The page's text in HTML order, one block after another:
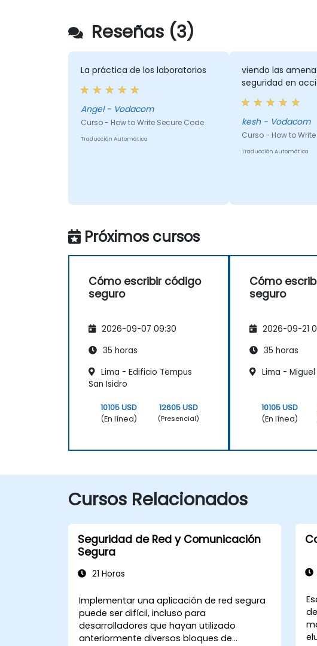
Reseñas (3)
La práctica de los laboratorios
Angel - Vodacom
Curso - How to Write Secure Code
Traducción Automática
viendo las
seguridad en
kesh - Vodacom
Curso - How to
Traducción Automática
Próximos cursos
Cómo escribir código
seguro
2026-09-07 09:30
35 horas
Lima - Edificio Tempus
San Isidro
10105 USD
(En línea)
12605 USD
(Presencial)
Cómo
seguro
2026-09-21
35 horas
Lima - Miguel
10105 USD
(En línea)
Cursos Relacionados
Seguridad de Red y Comunicación
Segura
21 Horas
Implementar una aplicación de red segura
puede ser difícil, incluso para
desarrolladores que hayan utilizado
anteriormente diversos bloques de